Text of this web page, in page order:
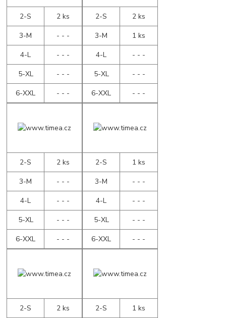
2-S
2 ks
3-M
- - -
4-L
- - -
5-XL
- - -
6-XXL
- - -
2-S
2 ks
3-M
1 ks
4-L
- - -
5-XL
- - -
6-XXL
- - -
2-S
2 ks
3-M
- - -
4-L
- - -
5-XL
- - -
6-XXL
- - -
2-S
1 ks
3-M
- - -
4-L
- - -
5-XL
- - -
6-XXL
- - -
2-S
2 ks
2-S
1 ks